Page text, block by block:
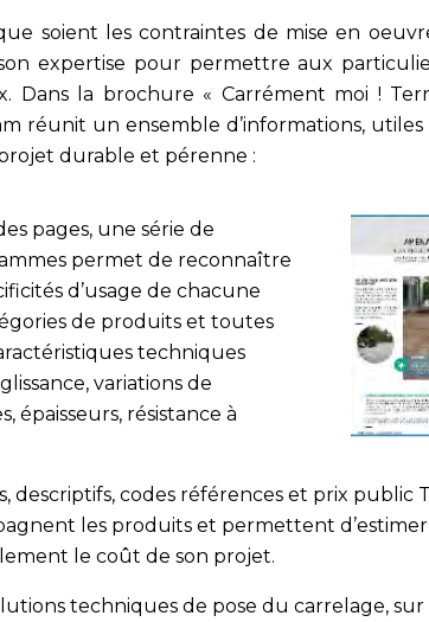
soient les contraintes de mise en
expertise pour permettre aux
Dans la brochure « Carrément moi !
réunit un ensemble d’informations,
durable et pérenne :
pages, une série de
permet de reconnaître
d’usage de chacune
de produits et toutes
techniques
variations de
épaisseurs, résistance à
descriptifs, codes références et prix public
les produits et permettent
le coût de son projet.
techniques de pose du carrelage,